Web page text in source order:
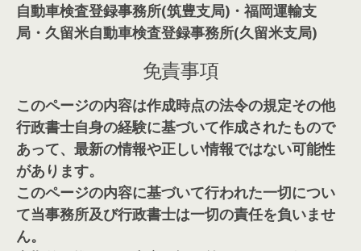
自動車検査登録事務所(筑豊支局)・福岡運輸支
局・久留米自動車検査登録事務所(久留米支局)
免責事項
このページの内容は作成時点の法令の規定その他
行政書士自身の経験に基づいて作成されたもので
あって、最新の情報や正しい情報ではない可能性
があります。
このページの内容に基づいて行われた一切につい
て当事務所及び行政書士は一切の責任を負いませ
ん。